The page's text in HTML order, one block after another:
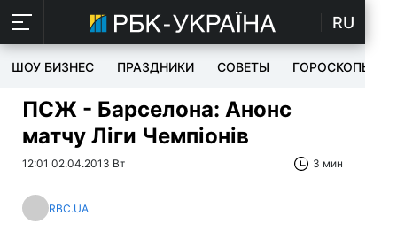
RU
ШОУ БИЗНЕС ПРАЗДНИКИ СОВЕТЫ ГОРОСКОПЫ
ПСЖ - Барселона: Анонс
матчу Ліги Чемпіонів
12:01 02.04.2013 Вт 3 мин
RBC.UA